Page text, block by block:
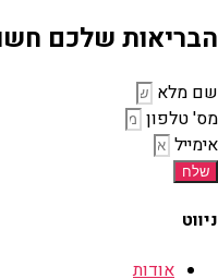
הבריאות שלכם
שם מלא
מס' טלפון
אימייל
שלח
ניווט
אודות